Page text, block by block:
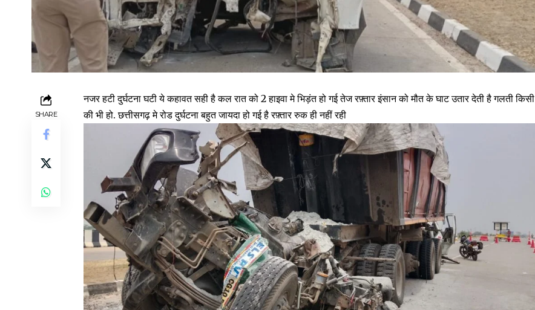
SHARE
नजर हटी दुर्घटना घटी ये कहावत सही है कल रात को 2 हाइवा मे भिड़ंत हो गई तेज रफ़्तार इंसान को मौत के घाट उतार देती है गलती किसी
की भी हो. छत्तीसगढ़ मे रोड दुर्घटना बहुत जायदा हो गई है रफ़्तार रुक ही नहीं रही